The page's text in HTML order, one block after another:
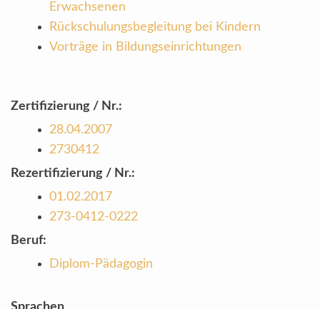
Erwachsenen
Rückschulungsbegleitung bei Kindern
Vorträge in Bildungseinrichtungen
Zertifizierung / Nr.:
28.04.2007
2730412
Rezertifizierung / Nr.:
01.02.2017
273-0412-0222
Beruf:
Diplom-Pädagogin